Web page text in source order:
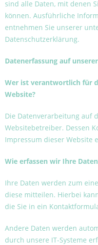
sind alle Daten, mit denen
können. Ausführliche
entnehmen Sie unserer
Datenschutzerklärung.
Datenerfassung auf
Wer ist verantwortlich für
Website?
Die Datenverarbeitung auf
Websitebetreiber. Dessen
Impressum dieser Website
Wie erfassen wir Ihre
Ihre Daten werden zum
diese mitteilen. Hierbei
die Sie in ein
Andere Daten werden
durch unsere IT-Systeme